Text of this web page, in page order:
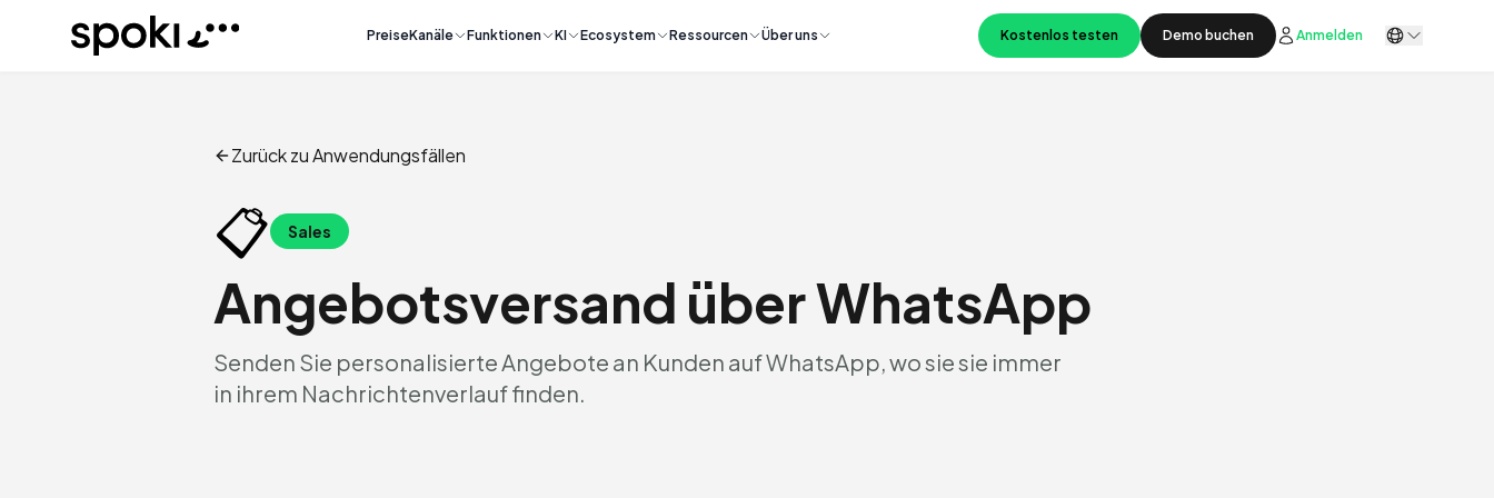
Spoki PreiseKanäle Funktionen KI Ecosystem Ressourcen Über uns Kostenlos testen Demo buchen Anmelden
Zurück zu Anwendungsfällen
📋 Sales
Angebotsversand über WhatsApp
Senden Sie personalisierte Angebote an Kunden auf WhatsApp, wo sie sie immer
in ihrem Nachrichtenverlauf finden.